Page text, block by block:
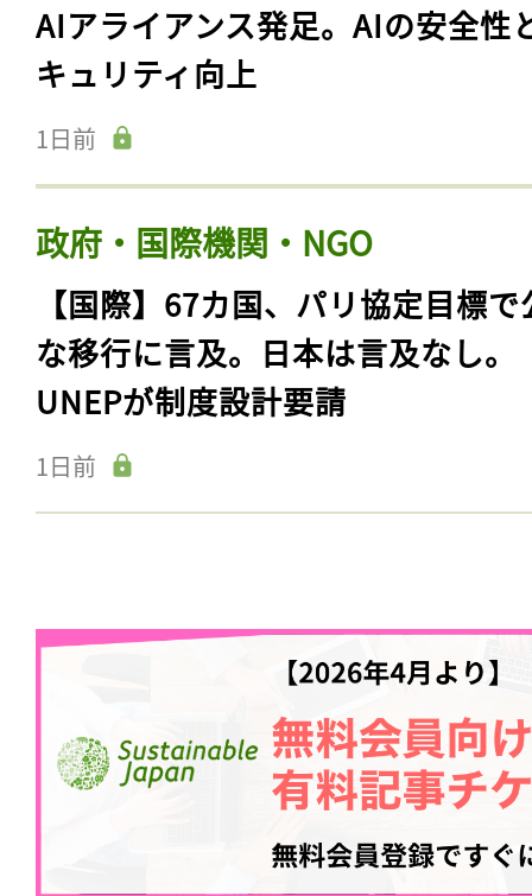
AIアライアンス発足。AIの安全性
キュリティ向上
1日前
政府・国際機関・NGO
【国際】67カ国、パリ協定目標で
な移行に言及。日本は言及なし。
UNEPが制度設計要請
1日前